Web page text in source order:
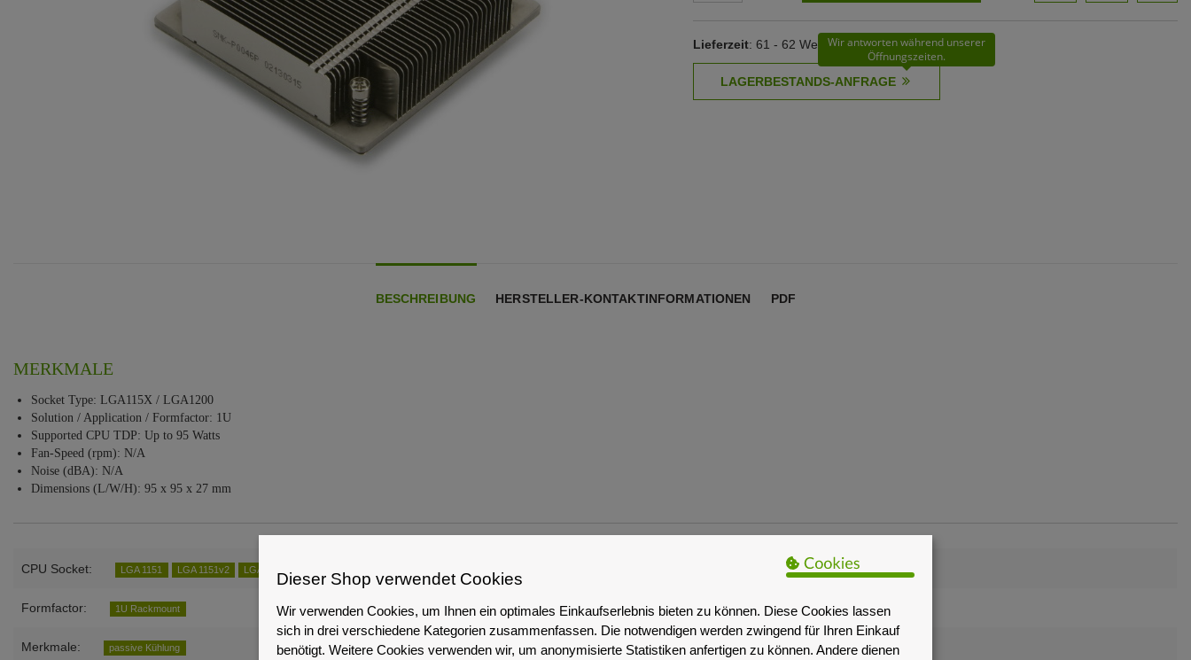
Lieferzeit: 61 - 62 WerktageWir antworten während unserer
Öffnungszeiten.
BESCHREIBUNG HERSTELLER-KONTAKTINFORMATIONEN PDF
MERKMALE
Socket Type: LGA115X / LGA1200
Solution / Application / Formfactor: 1U
Supported CPU TDP: Up to 95 Watts
Fan-Speed (rpm): N/A
Noise (dBA): N/A
Dimensions (L/W/H): 95 x 95 x 27 mm
CPU Socket: LGA 1151 LGA 1151v2 LGA 1200
Formfactor: 1U Rackmount
Merkmale: passive Kühlung
Dieser Shop verwendet Cookies
Wir verwenden Cookies, um Ihnen ein optimales Einkaufserlebnis bieten zu können. Diese Cookies lassen
sich in drei verschiedene Kategorien zusammenfassen. Die notwendigen werden zwingend für Ihren Einkauf
benötigt. Weitere Cookies verwenden wir, um anonymisierte Statistiken anfertigen zu können. Andere dienen